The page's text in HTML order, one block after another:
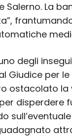
Salerno. La
degli
Giudice per
ostacolato la
disperdere